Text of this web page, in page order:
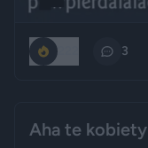
3
Aha te kobiety